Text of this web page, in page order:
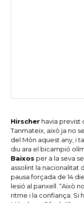
Hirscher havia previst
Tanmateix, això ja no
del Món aquest any, i
diu ara el bicampió
Baixos per a la seva
assolint la nacionalitat
pausa forçada de 14
lesió al panxell. “Això
ritme i la confiança. Si